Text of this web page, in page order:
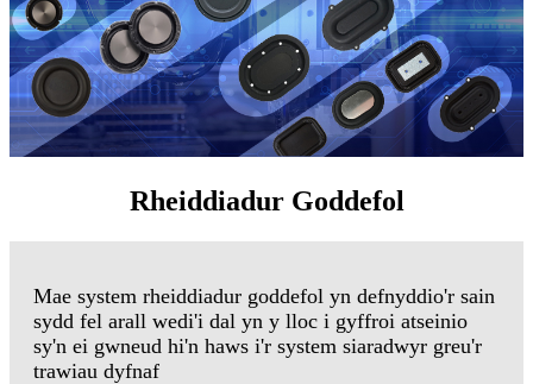
Rheiddiadur Goddefol
Mae system rheiddiadur goddefol yn defnyddio'r sain
sydd fel arall wedi'i dal yn y lloc i gyffroi atseinio
sy'n ei gwneud hi'n haws i'r system siaradwyr greu'r
trawiau dyfnaf